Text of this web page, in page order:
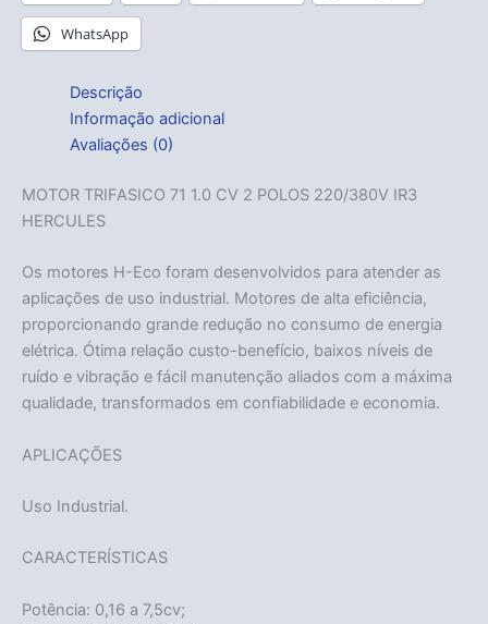
WhatsApp
Descrição
Informação adicional
Avaliações (0)
MOTOR TRIFASICO 71 1.0 CV 2 POLOS 220/380V IR3
HERCULES
Os motores H-Eco foram desenvolvidos para atender as
aplicações de uso industrial. Motores de alta eficiência,
proporcionando grande redução no consumo de energia
elétrica. Ótima relação custo-benefício, baixos níveis de
ruído e vibração e fácil manutenção aliados com a máxima
qualidade, transformados em confiabilidade e economia.
APLICAÇÕES
Uso Industrial.
CARACTERÍSTICAS
Potência: 0,16 a 7,5cv;